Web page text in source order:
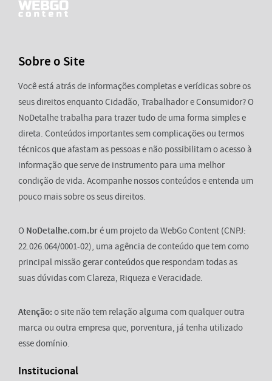
Sobre o Site
Você está atrás de informações completas e verídicas sobre os
seus direitos enquanto Cidadão, Trabalhador e Consumidor? O
NoDetalhe trabalha para trazer tudo de uma forma simples e
direta. Conteúdos importantes sem complicações ou termos
técnicos que afastam as pessoas e não possibilitam o acesso à
informação que serve de instrumento para uma melhor
condição de vida. Acompanhe nossos conteúdos e entenda um
pouco mais sobre os seus direitos.
O NoDetalhe.com.bré um projeto da WebGo Content (CNPJ:
22.026.064/0001-02), uma agência de conteúdo que tem como
principal missão gerar conteúdos que respondam todas as
suas dúvidas com Clareza, Riqueza e Veracidade.
Atenção: o site não tem relação alguma com qualquer outra
marca ou outra empresa que, porventura, já tenha utilizado
esse domínio.
Institucional